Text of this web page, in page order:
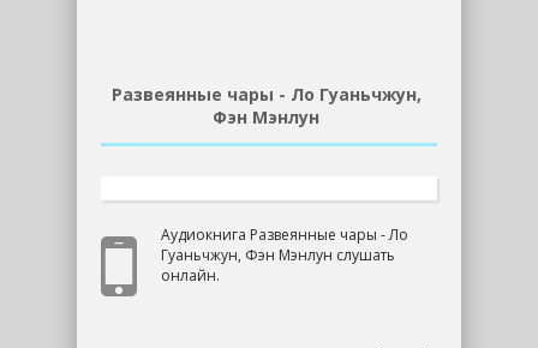
Развеянные чары - Ло Гуаньчжун,
Фэн Мэнлун
Аудиокнига Развеянные чары - Ло
Гуаньчжун, Фэн Мэнлун слушать
онлайн.